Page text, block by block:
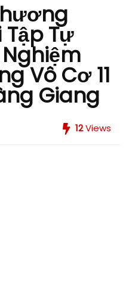
Tập Tự
Vô Cơ 11
Giang
12Views